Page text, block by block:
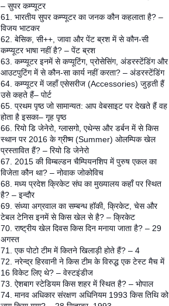
– सुपर कम्प्यूटर
61. भारतीय सुपर कम्प्यूटर का जनक कौन कहलाता है? –
विजय भाटकर
62. बेसिक, सी++, जावा और पेंट ब्रश में से कौन-सी
कम्प्यूटर भाषा नहीं है? – पेंट ब्रश
63. कम्प्यूटर इनमें से कप्यूटिंग, प्रोसेसिंग, अंडरस्टेंडिंग और
आउटपुटिंग में से कौन-सा कार्य नहीं करता? – अंडरस्टेंडिंग
64. कम्प्यूटर में जहाँ एसेसरीज (Accessories) जुड़ती हैं
उसे कहते हैं– पोर्ट
65. प्रथम पृष्ठ जो सामान्यत: आप वेबसाइट पर देखते हैं वह
होता है इसका– गृह पृष्ठ
66. रियो डि जेनेरो, ग्लासगो, एथेन्स और डर्बन में से किस
स्थान पर 2016 के ग्रीष्म (Summer) ओलम्पिक खेल
प्रस्तावित हैं? – रियो डि जेनेरो
67. 2015 की विम्बल्डन चैम्पियनशिप में पुरुष एकल का
विजेता कौन था? – नोवाक जोकोविच
68. मध्य प्रदेश क्रिकेट संघ का मुख्यालय कहाँ पर स्थित
है? – इन्दौर
69. संध्या अग्रवाल का सम्बन्ध हॉकी, क्रिकेट, चेस और
टेबल टेनिस इनमें से किस खेल से है? – क्रिकेट
70. राष्ट्रीय खेल दिवस किस दिन मनाया जाता है? – 29
अगस्त
71. एक पोटो टीम में कितने खिलाड़ी होते हैं? – 4
72. नरेन्द्र हिरवानी ने किस टीम के विरुद्ध एक टेस्ट मैच में
16 विकेट लिए थे? – वेस्टइंडीज
73. ऐशबाग स्टेडियम किस शहर में स्थित है? – भोपाल
74. मानव अधिकार संरक्षण अधिनियम 1993 किस तिथि को